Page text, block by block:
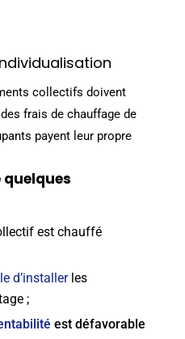
collectifs doivent
frais de chauffage de
payent leur propre
quelques
est chauffé
d’installer les
;
est défavorable